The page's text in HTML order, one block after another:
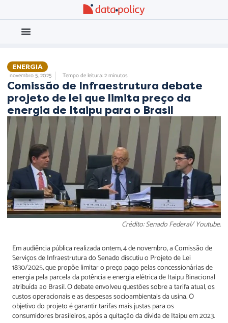
ENERGIA
novembro 5, 2025 Tempo de leitura: 2 minutos
Comissão de Infraestrutura debate
projeto de lei que limita preço da
energia de Itaipu para o Brasil
Crédito: Senado Federal/ Youtube.
Em audiência pública realizada ontem, 4 de novembro, a Comissão de
Serviços de Infraestrutura do Senado discutiu o Projeto de Lei
1830/2025, que propõe limitar o preço pago pelas concessionárias de
energia pela parcela da potência e energia elétrica de Itaipu Binacional
atribuída ao Brasil. O debate envolveu questões sobre a tarifa atual, os
custos operacionais e as despesas socioambientais da usina. O
objetivo do projeto é garantir tarifas mais justas para os
consumidores brasileiros, após a quitação da dívida de Itaipu em 2023.